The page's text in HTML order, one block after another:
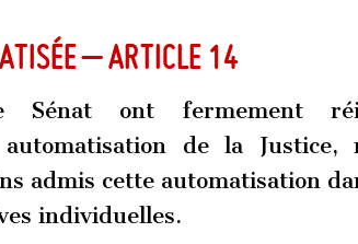
– article 14
Sénat ont fermement
de la Justice,
admis cette automatisation
individuelles.